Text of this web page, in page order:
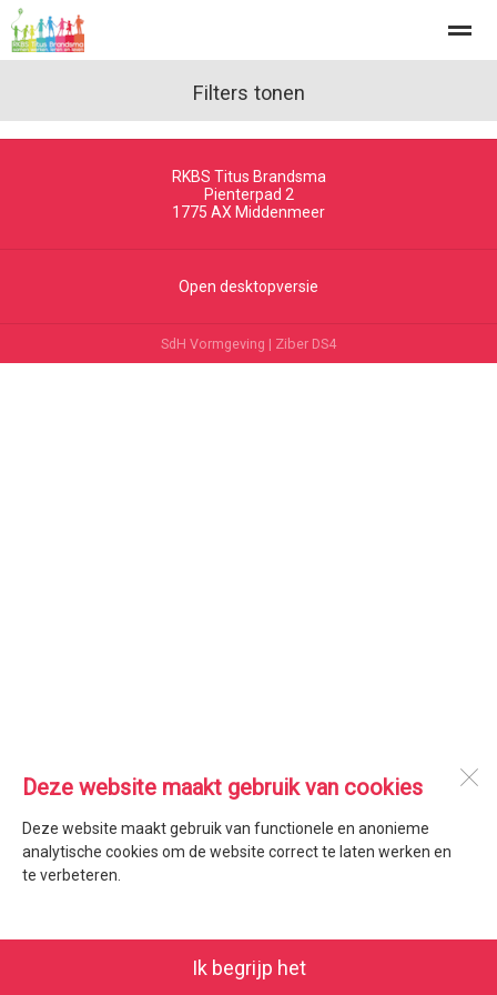
Zoeken Nieuws
Deze website maakt gebruik van cookies
Deze website maakt gebruik van functionele en anonieme
analytische cookies om de website correct te laten werken en
te verbeteren.
Ik begrijp het
Filters tonen
RKBS Titus Brandsma
Pienterpad 2
1775 AX Middenmeer
Open desktopversie
SdH Vormgeving | Ziber DS4